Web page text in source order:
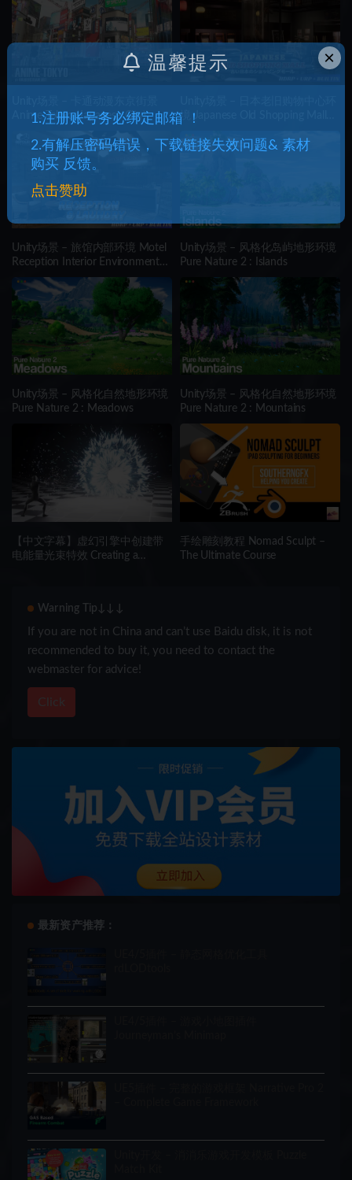
Anime Tokyo (Japanese City)
境 Japanese Old Shopping Mall
Abandoned)
Unity场景 – 旅馆内部环境 Motel
Reception Interior Environment
(Hotel, Realistic, Modular)
Unity场景 – 风格化岛屿地形环境
Pure Nature 2 : Islands
Unity场景 – 风格化自然地形环境
Pure Nature 2 : Meadows
Unity场景 – 风格化自然地形环境
Pure Nature 2 : Mountains
【中文字幕】虚幻引擎中创建带
电能量光束特效 Creating a
手绘雕刻教程 Nomad Sculpt –
The Ultimate Course
Warning Tip↓↓↓
If you are not in China and can’t use Baidu disk, it is not
recommended to buy it, you need to contact the
webmaster for advice!
Click
最新资产推荐：
×
温馨提示
1.注册账号务必绑定邮箱 ！
2.有解压密码错误，下载链接失效问题& 素材
购买 反馈。
点击赞助